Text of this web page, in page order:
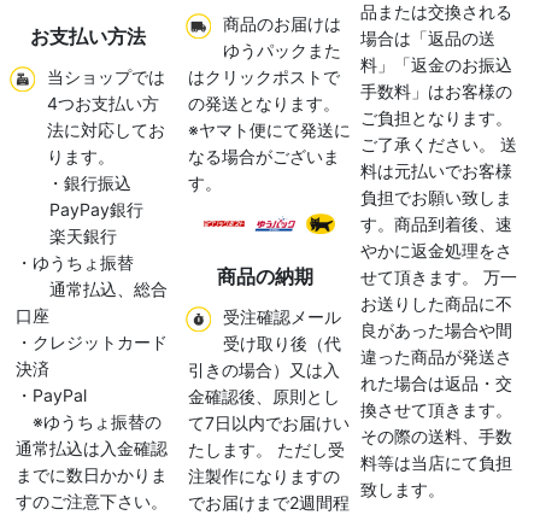
お支払い方法
当ショップでは
4つお支払い方
法に対応してお
ります。
・銀行振込
PayPay銀行
楽天銀行
・ゆうちょ振替
通常払込、総合
口座
・クレジットカード
決済
・PayPal
※ゆうちょ振替の
通常払込は入金確認
までに数日かかりま
すのご注意下さい。
商品のお届けは
ゆうパックまた
はクリックポストで
の発送となります。
※ヤマト便にて発送に
なる場合がございま
す。
商品の納期
受注確認メール
受け取り後（代
引きの場合）又は入
金確認後、原則とし
て7日以内でお届けい
たします。 ただし受
注製作になりますの
でお届けまで2週間程
品または交換される
場合は「返品の送
料」「返金のお振込
手数料」はお客様の
ご負担となります。
ご了承ください。 送
料は元払いでお客様
負担でお願い致しま
す。商品到着後、速
やかに返金処理をさ
せて頂きます。 万一
お送りした商品に不
良があった場合や間
違った商品が発送さ
れた場合は返品・交
換させて頂きます。
その際の送料、手数
料等は当店にて負担
致します。